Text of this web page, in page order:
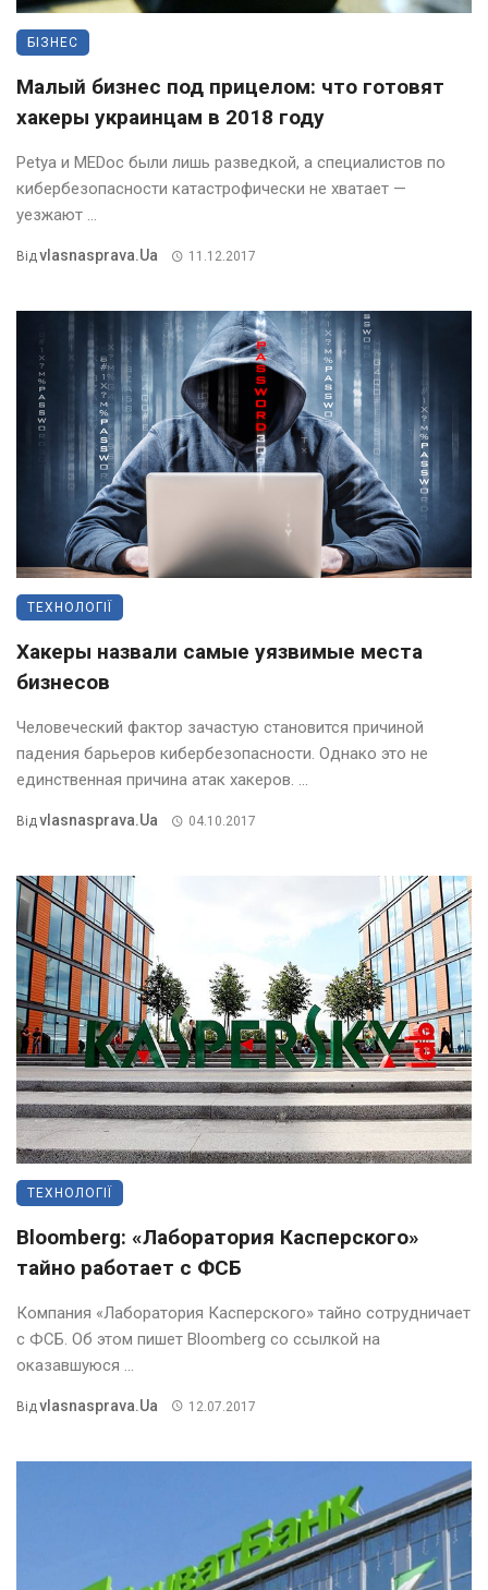
БІЗНЕС
Малый бизнес под прицелом: что готовят
хакеры украинцам в 2018 году
Petya и MEDoc были лишь разведкой, а специалистов по
кибербезопасности катастрофически не хватает —
уезжают ...
ВідVlasnasprava.ua 11.12.2017
ТЕХНОЛОГІЇ
Хакеры назвали самые уязвимые места
бизнесов
Человеческий фактор зачастую становится причиной
падения барьеров кибербезопасности. Однако это не
единственная причина атак хакеров. ...
ВідVlasnasprava.ua 04.10.2017
ТЕХНОЛОГІЇ
Bloomberg: «Лаборатория Касперского»
тайно работает с ФСБ
Компания «Лаборатория Касперского» тайно сотрудничает
с ФСБ. Об этом пишет Bloomberg со ссылкой на
оказавшуюся ...
Від Vlasnasprava.ua 12.07.2017